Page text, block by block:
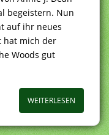
begeistern. Nun
auf ihr neues
hat mich der
Woods gut
WEITERLESEN